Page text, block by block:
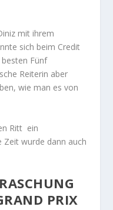
mit ihrem
sich beim Credit
besten Fünf
Reiterin aber
wie man es von
Ritt ein
Zeit wurde dann auch
I
PRIX